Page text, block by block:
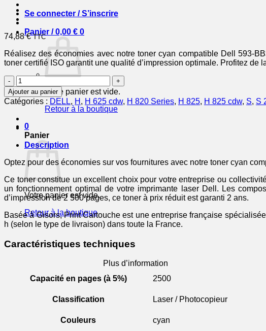
Se connecter / S’inscrire
Panier /0,00 € 0
Votre panier est vide.
Retour à la boutique
0
Panier
Votre panier est vide.
Retour à la boutique
74,88€ TTC
Réalisez des économies avec notre toner cyan compatible Dell 593-
toner certifié ISO garantit une qualité d’impression optimale. Profitez de
quantité
de
593BBSD
/
P3HJK
-
toner
compatible
Dell
-
Ajouter au panier
Catégories : DELL, H , H 625 cdw, H 820 Series, H 825, H 825 cdw, S, S
Description
Optez pour des économies sur vos fournitures avec notre toner cyan
Ce toner constitue un excellent choix pour votre entreprise ou
un fonctionnement optimal de votre imprimante laser Dell. Les
d’impression de 2 500 pages, ce toner à prix réduit est garanti 2 ans.
Basée à Gisors, Print Cartouche est une entreprise française
h (selon le type de livraison) dans toute la France.
Caractéristiques techniques
Plus d’information
Capacité en pages (à 5%)
2500
Classification Laser / Photocopieur
Couleurs cyan